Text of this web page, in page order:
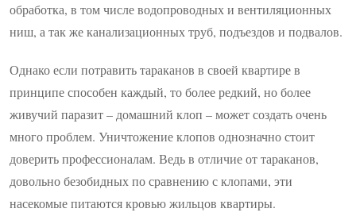
обработка, в том числе водопроводных и вентиляционных
ниш, а так же канализационных труб, подъездов и подвалов.
Однако если потравить тараканов в своей квартире в
принципе способен каждый, то более редкий, но более
живучий паразит – домашний клоп – может создать очень
много проблем. Уничтожение клопов однозначно стоит
доверить профессионалам. Ведь в отличие от тараканов,
довольно безобидных по сравнению с клопами, эти
насекомые питаются кровью жильцов квартиры.